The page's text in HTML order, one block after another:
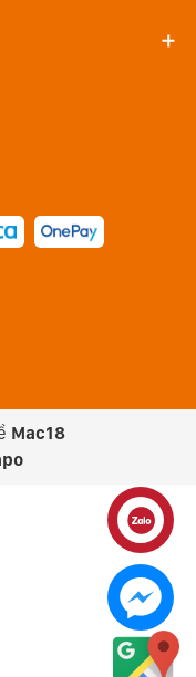
Mac18
Liên hệ